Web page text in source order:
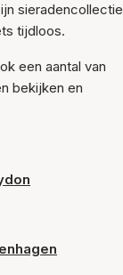
sieradencollectie
tijdloos.
een aantal van
bekijken en